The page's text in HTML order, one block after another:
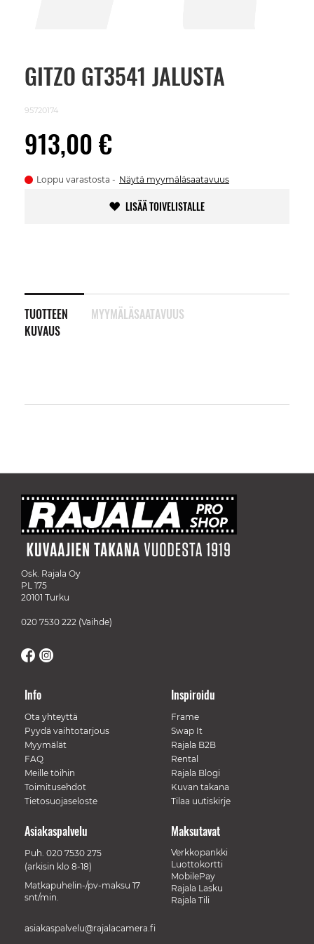
GITZO GT3541 JALUSTA
95720174
913,00 €
Loppu varastosta Näytä myymäläsaatavuus
LISÄÄ TOIVELISTALLE
TUOTTEEN
KUVAUS
MYYMÄLÄSAATAVUUS
Skip
images
gallery
Osk. Rajala Oy
PL 175
20101 Turku
020 7530 222 (Vaihde)
Info
Ota yhteyttä
Pyydä vaihtotarjous
Myymälät
FAQ
Meille töihin
Toimitusehdot
Tietosuojaseloste
Inspiroidu
Frame
Swap It
Rajala B2B
Rental
Rajala Blogi
Kuvan takana
Tilaa uutiskirje
Maksutavat
Verkkopankki
Luottokortti
MobilePay
Rajala Lasku
Rajala Tili
Asiakaspalvelu
Puh. 020 7530 275
(arkisin klo 8-18)
Matkapuhelin-/pv-maksu 17
snt/min.
asiakaspalvelu@rajalacamera.fi